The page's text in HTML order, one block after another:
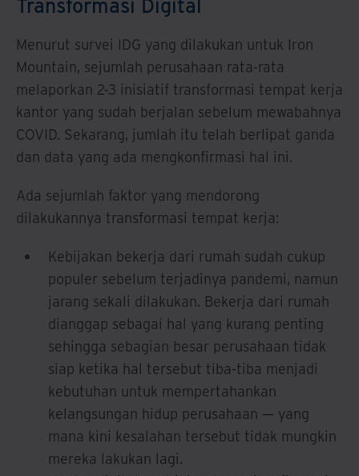
Menurut survei IDG yang dilakukan untuk Iron
Mountain, sejumlah perusahaan rata-rata
melaporkan 2-3 inisiatif transformasi tempat kerja
kantor yang sudah berjalan sebelum mewabahnya
COVID. Sekarang, jumlah itu telah berlipat ganda
dan data yang ada mengkonfirmasi hal ini.
Ada sejumlah faktor yang mendorong
dilakukannya transformasi tempat kerja:
Kebijakan bekerja dari rumah sudah cukup
populer sebelum terjadinya pandemi, namun
jarang sekali dilakukan. Bekerja dari rumah
dianggap sebagai hal yang kurang penting
sehingga sebagian besar perusahaan tidak
siap ketika hal tersebut tiba-tiba menjadi
kebutuhan untuk mempertahankan
kelangsungan hidup perusahaan — yang
mana kini kesalahan tersebut tidak mungkin
mereka lakukan lagi.